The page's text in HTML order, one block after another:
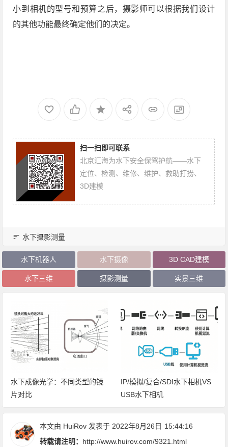
小到相机的型号和预算之后，摄影师可以根据我们设计
的其他功能最终确定他们的决定。
扫一扫即可联系
北京汇海为水下安全保驾护航——水下
定位、检测、维修、维护、救助打捞、
3D建模
水下摄影测量
水下机器人 水下摄像 3D CAD建模
水下三维 摄影测量 实景三维
IP/模拟/复合/SDI水下相机VS
USB水下相机
专业USB水下相机 VS 自制方
案深海探测的明智选择
本文由 HuiRov 发表于 2022年8月26日 15:44:16
转载请注明： http://www.huirov.com/9321.html